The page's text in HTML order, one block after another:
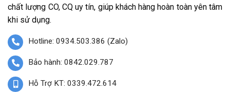
chất lượng CO, CQ uy tín, giúp khách hàng hoàn toàn yên tâm
khi sử dụng.
Hotline: 0934.503.386 (Zalo)
Bảo hành: 0842.029.787
Hỗ Trợ KT: 0339.472.614